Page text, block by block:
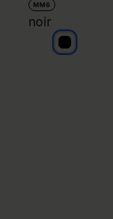
MM6
noir
noir